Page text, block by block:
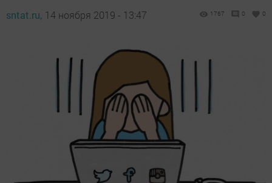
sntat.ru, 14 ноября 2019 - 13:47 1767 0 0